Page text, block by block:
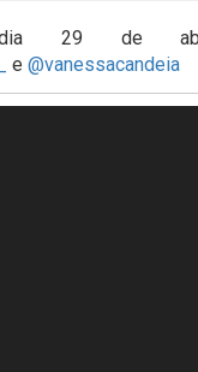
29 de
e @vanessacandeia